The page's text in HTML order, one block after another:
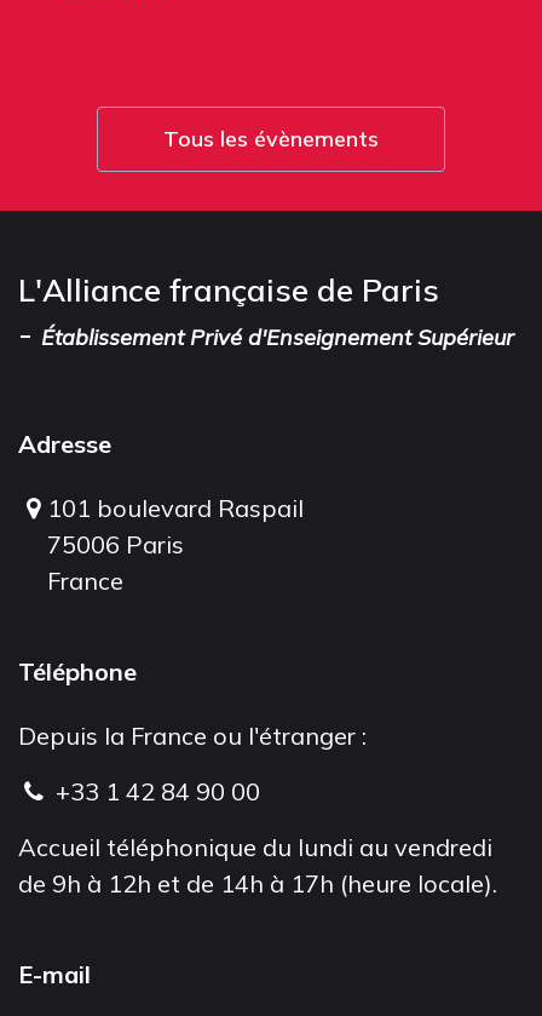
Tous les évènements
L'Alliance française de Paris
- Établissement Privé d'Enseignement Supérieur
Adresse
101 boulevard Raspail
75006 Paris
France
Téléphone
Depuis la France ou l'étranger :
+33 1 42 84 90 00
Accueil téléphonique du lundi au vendredi
de 9h à 12h et de 14h à 17h (heure locale).
E-mail